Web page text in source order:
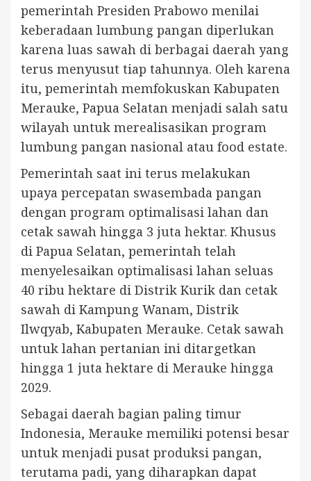
pemerintah Presiden Prabowo menilai
keberadaan lumbung pangan diperlukan
karena luas sawah di berbagai daerah yang
terus menyusut tiap tahunnya. Oleh karena
itu, pemerintah memfokuskan Kabupaten
Merauke, Papua Selatan menjadi salah satu
wilayah untuk merealisasikan program
lumbung pangan nasional atau food estate.
Pemerintah saat ini terus melakukan
upaya percepatan swasembada pangan
dengan program optimalisasi lahan dan
cetak sawah hingga 3 juta hektar. Khusus
di Papua Selatan, pemerintah telah
menyelesaikan optimalisasi lahan seluas
40 ribu hektare di Distrik Kurik dan cetak
sawah di Kampung Wanam, Distrik
Ilwqyab, Kabupaten Merauke. Cetak sawah
untuk lahan pertanian ini ditargetkan
hingga 1 juta hektare di Merauke hingga
2029.
Sebagai daerah bagian paling timur
Indonesia, Merauke memiliki potensi besar
untuk menjadi pusat produksi pangan,
terutama padi, yang diharapkan dapat